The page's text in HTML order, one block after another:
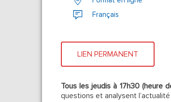
Français
LIEN PERMANENT
Tous les jeudis à 17h30 (heure
questions et analysent